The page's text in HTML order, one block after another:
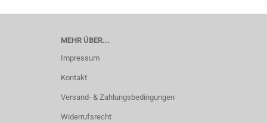
MEHR ÜBER...
Impressum
Kontakt
Versand- & Zahlungsbedingungen
Widerrufsrecht